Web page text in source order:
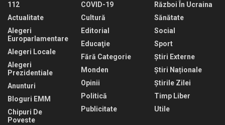
112
Actualitate
Alegeri
Europarlamentare
Alegeri Locale
Alegeri
Prezidentiale
Anunturi
Bloguri EMM
Chipuri De
Poveste
COVID-19
Cultură
Editorial
Educaţie
Fără Categorie
Monden
Opinii
Politică
Publicitate
Război În Ucraina
Sănătate
Social
Sport
Știri Externe
Știri Naționale
Știrile Zilei
Timp Liber
Utile